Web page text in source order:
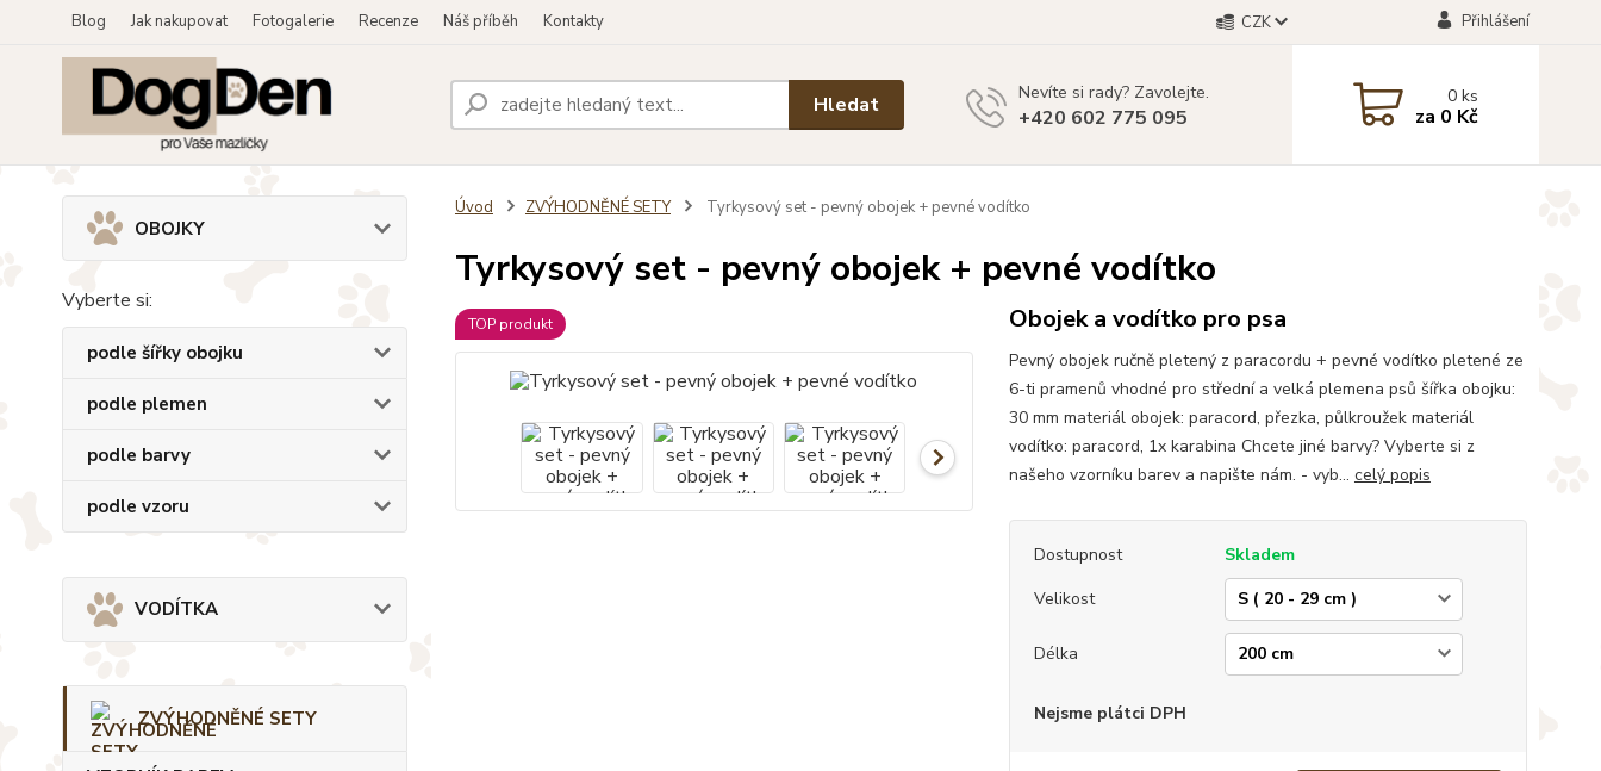
Blog Jak nakupovat Fotogalerie Recenze Náš příběh Kontakty CZK Přihlášení
Hledat Nevíte si rady? Zavolejte.
+420 602 775 095
0ks
za 0 Kč
OBOJKY
Vyberte si:
podle šířky obojku
podle plemen
podle barvy
podle vzoru
VODÍTKA
ZVÝHODNĚNÉ SETY
Úvod ZVÝHODNĚNÉ SETY Tyrkysový set - pevný obojek + pevné vodítko
Tyrkysový set - pevný obojek + pevné vodítko
TOP produkt Obojek a vodítko pro psa
Pevný obojek ručně pletený z paracordu + pevné vodítko pletené ze
6-ti pramenů vhodné pro střední a velká plemena psů šířka obojku:
30 mm materiál obojek: paracord, přezka, půlkroužek materiál
vodítko: paracord, 1x karabina Chcete jiné barvy? Vyberte si z
našeho vzorníku barev a napište nám. - vyb... celý popis
Dostupnost
Skladem
Velikost
Délka
Nejsme plátci DPH